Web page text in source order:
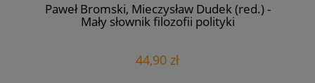
Paweł Bromski, Mieczysław Dudek (red.) -
Mały słownik filozofii polityki
44,90 zł